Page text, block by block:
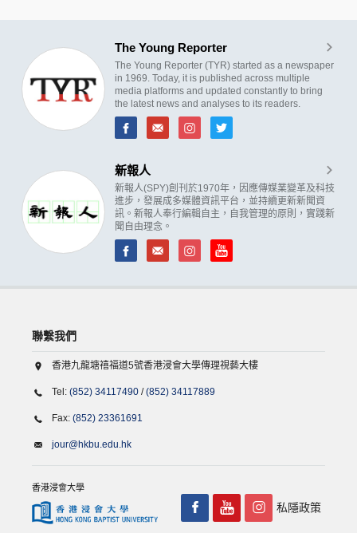
The Young Reporter
The Young Reporter (TYR) started as a newspaper
in 1969. Today, it is published across multiple
media platforms and updated constantly to bring
the latest news and analyses to its readers.
新報人
新報人(SPY)創刊於1970年，因應傳媒業變革及科技
進步，發展成多媒體資訊平台，並持續更新新聞資
訊。新報人奉行編輯自主，自我管理的原則，實踐新
聞自由理念。
聯繫我們
香港九龍塘禧福道5號香港浸會大學傳理視藝大樓
Tel: (852) 34117490 /(852) 34117889
Fax: (852) 23361691
jour@hkbu.edu.hk
香港浸會大學
私隱政策